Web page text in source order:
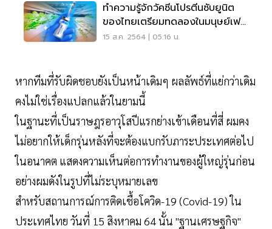
ทำความรู้จักวัคซีนโปรตีนซับยูนิต
ของไทยเตรียมทดลองในมนุษย์เฟส
แรกต้น ก.ย.
15 ส.ค. 2564 | 05:16 น.
หากทีมที่รับผิดชอบยังเป็นหน้าเดิมๆ ผลลัพธ์ที่แย่กว่าเดิม
คงไม่ใช่เรื่องแปลกแล้วในยามนี้
ในฐานะที่เป็นราษฎรอาวุโสปีแรกย่างเข้าเดือนที่สี่ ผมคง
ไม่อยากให้เด็กรุ่นหลังที่จะต้องแบกรับภาระประเทศต่อไป
ในอนาคต แสดงความเห็นต่อการทำงานของผู้ใหญ่รุ่นก่อน
อย่างผมดังในรูปที่ไม่ระบุหมายเลข
สำหรับสถานการณ์การติดเชื้อโควิด-19 (Covid-19) ใน
ประเทศไทย วันที่ 15 สิงหาคม 64 นั้น "ฐานเศรษฐกิจ"